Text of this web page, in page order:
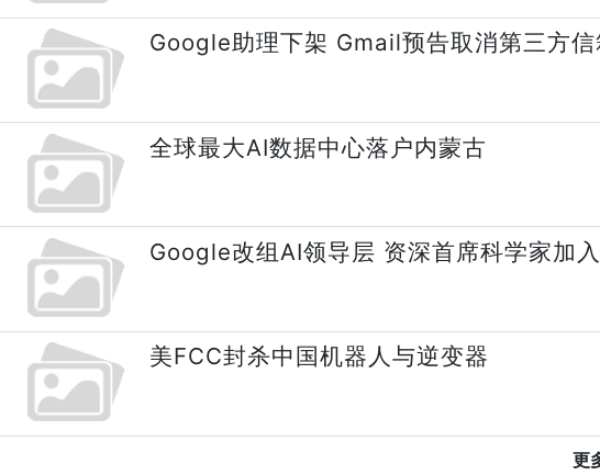
Google助理下架 Gmail预告取消第三方信
全球最大AI数据中心落户内蒙古
Google改组AI领导层 资深首席科学家加
美FCC封杀中国机器人与逆变器
更